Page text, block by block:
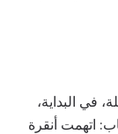
في البداية،
اتهمت أنقرة